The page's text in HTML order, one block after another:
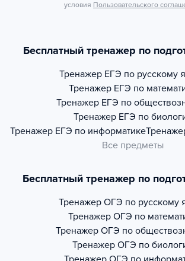
условия Пользовательского
Бесплатный тренажер по
Тренажер ЕГЭ по русскому
Тренажер ЕГЭ по
Тренажер ЕГЭ по
Тренажер ЕГЭ по
Тренажер ЕГЭ по информатике
Все предметы
Бесплатный тренажер по
Тренажер ОГЭ по русскому
Тренажер ОГЭ по
Тренажер ОГЭ по
Тренажер ОГЭ по